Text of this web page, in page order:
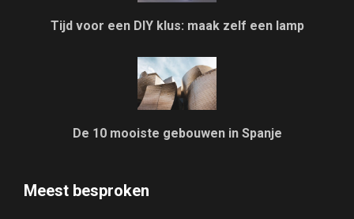
Tijd voor een DIY klus: maak zelf een lamp
De 10 mooiste gebouwen in Spanje
Meest besproken